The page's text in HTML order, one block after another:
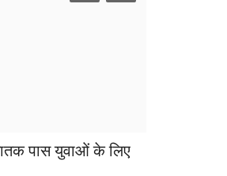
पास युवाओं के लिए